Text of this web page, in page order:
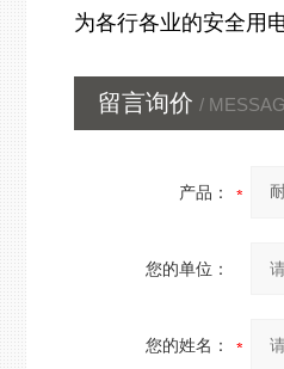
为各行各业的安全用
留言询价 /
产品：
您的单位：
您的姓名：